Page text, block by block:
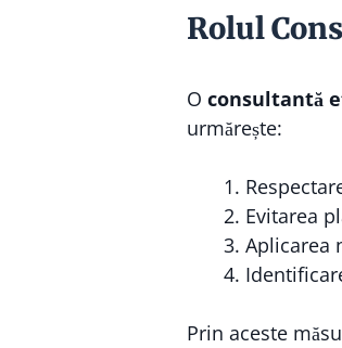
Rolul
O consultantă
urmărește:
Evitarea
Aplicarea
Prin aceste